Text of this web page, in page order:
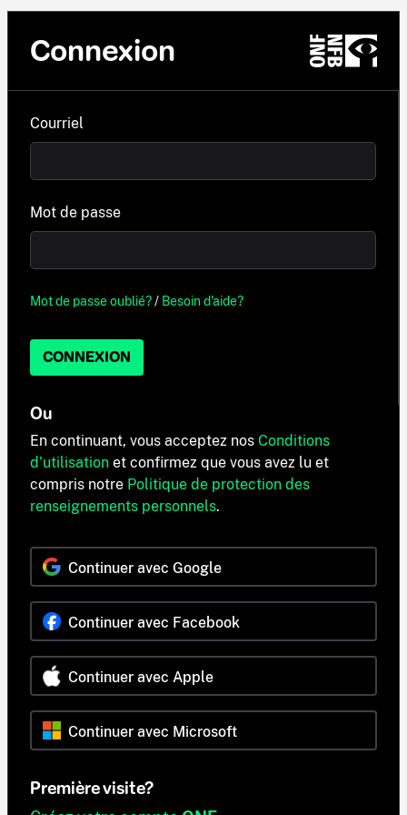
Connexion
Courriel
Mot de passe
Mot de passe oublié?/ Besoin d'aide?
CONNEXION
Ou
En continuant, vous acceptez nos Conditions
d'utilisation et confirmez que vous avez lu et
compris notre Politique de protection des
renseignements personnels.
Continuer avec Google
Continuer avec Facebook
Continuer avec Apple
Continuer avec Microsoft
Première visite?